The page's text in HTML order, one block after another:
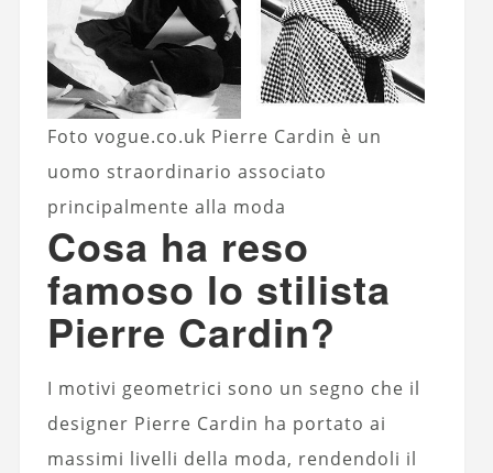
Foto vogue.co.uk Pierre Cardin è un
uomo straordinario associato
principalmente alla moda
Cosa ha reso
famoso lo stilista
Pierre Cardin?
I motivi geometrici sono un segno che il
designer Pierre Cardin ha portato ai
massimi livelli della moda, rendendoli il